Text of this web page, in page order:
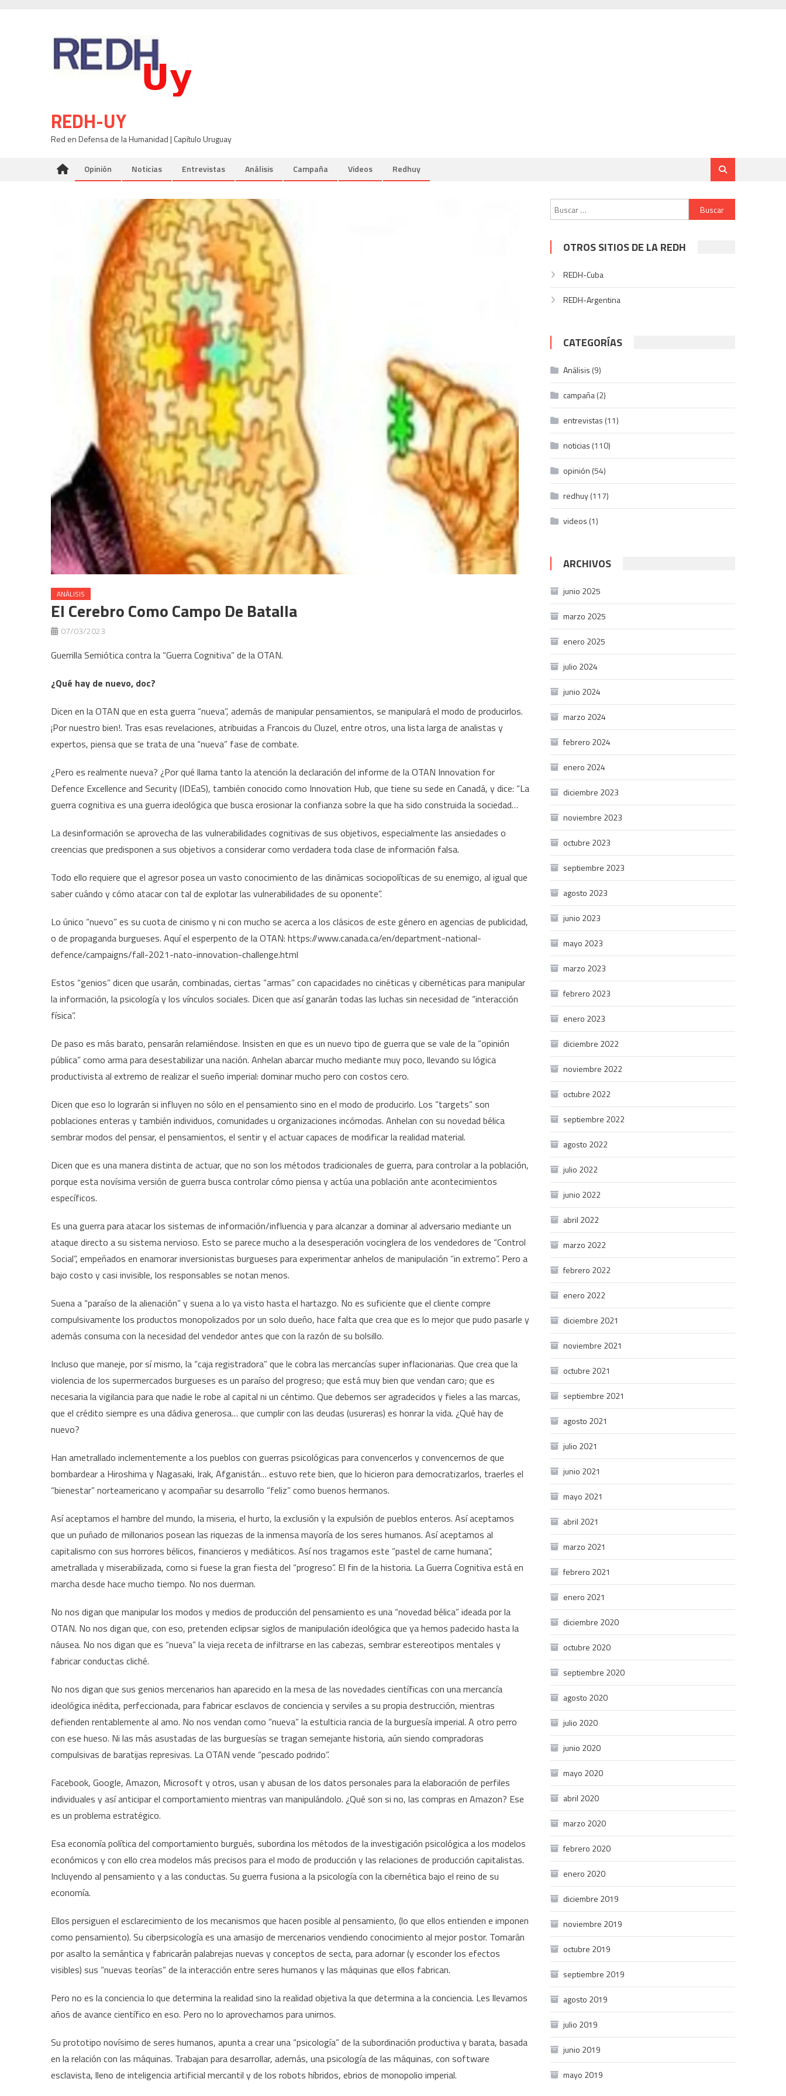
REDH-UY
Red en Defensa de la Humanidad | Capítulo Uruguay
Opinión Noticias Entrevistas Análisis Campaña Videos Redhuy
ANÁLISIS
El Cerebro Como Campo De Batalla
07/03/2023
Guerrilla Semiótica contra la “Guerra Cognitiva” de la OTAN.
¿Qué hay de nuevo, doc?
Dicen en la OTAN que en esta guerra “nueva”, además de manipular pensamientos, se manipulará el modo de producirlos.
¡Por nuestro bien!. Tras esas revelaciones, atribuidas a Francois du Cluzel, entre otros, una lista larga de analistas y
expertos, piensa que se trata de una “nueva” fase de combate.
¿Pero es realmente nueva? ¿Por qué llama tanto la atención la declaración del informe de la OTAN Innovation for
Defence Excellence and Security (IDEaS), también conocido como Innovation Hub, que tiene su sede en Canadá, y dice: “La
guerra cognitiva es una guerra ideológica que busca erosionar la confianza sobre la que ha sido construida la sociedad…
La desinformación se aprovecha de las vulnerabilidades cognitivas de sus objetivos, especialmente las ansiedades o
creencias que predisponen a sus objetivos a considerar como verdadera toda clase de información falsa.
Todo ello requiere que el agresor posea un vasto conocimiento de las dinámicas sociopolíticas de su enemigo, al igual que
saber cuándo y cómo atacar con tal de explotar las vulnerabilidades de su oponente”.
Lo único “nuevo” es su cuota de cinismo y ni con mucho se acerca a los clásicos de este género en agencias de publicidad,
o de propaganda burgueses. Aquí el esperpento de la OTAN: https://www.canada.ca/en/department-national-
defence/campaigns/fall-2021-nato-innovation-challenge.html
Estos “genios” dicen que usarán, combinadas, ciertas “armas” con capacidades no cinéticas y cibernéticas para manipular
la información, la psicología y los vínculos sociales. Dicen que así ganarán todas las luchas sin necesidad de “interacción
física”.
De paso es más barato, pensarán relamiéndose. Insisten en que es un nuevo tipo de guerra que se vale de la “opinión
pública” como arma para desestabilizar una nación. Anhelan abarcar mucho mediante muy poco, llevando su lógica
productivista al extremo de realizar el sueño imperial: dominar mucho pero con costos cero.
Dicen que eso lo lograrán si influyen no sólo en el pensamiento sino en el modo de producirlo. Los “targets” son
poblaciones enteras y también individuos, comunidades u organizaciones incómodas. Anhelan con su novedad bélica
sembrar modos del pensar, el pensamientos, el sentir y el actuar capaces de modificar la realidad material.
Dicen que es una manera distinta de actuar, que no son los métodos tradicionales de guerra, para controlar a la población,
porque esta novísima versión de guerra busca controlar cómo piensa y actúa una población ante acontecimientos
específicos.
Es una guerra para atacar los sistemas de información/influencia y para alcanzar a dominar al adversario mediante un
ataque directo a su sistema nervioso. Esto se parece mucho a la desesperación vocinglera de los vendedores de “Control
Social”, empeñados en enamorar inversionistas burgueses para experimentar anhelos de manipulación “in extremo”. Pero a
bajo costo y casi invisible, los responsables se notan menos.
Suena a “paraíso de la alienación” y suena a lo ya visto hasta el hartazgo. No es suficiente que el cliente compre
compulsivamente los productos monopolizados por un solo dueño, hace falta que crea que es lo mejor que pudo pasarle y
además consuma con la necesidad del vendedor antes que con la razón de su bolsillo.
Incluso que maneje, por sí mismo, la “caja registradora” que le cobra las mercancías super inflacionarias. Que crea que la
violencia de los supermercados burgueses es un paraíso del progreso; que está muy bien que vendan caro; que es
necesaria la vigilancia para que nadie le robe al capital ni un céntimo. Que debemos ser agradecidos y fieles a las marcas,
que el crédito siempre es una dádiva generosa… que cumplir con las deudas (usureras) es honrar la vida. ¿Qué hay de
nuevo?
Han ametrallado inclementemente a los pueblos con guerras psicológicas para convencerlos y convencernos de que
bombardear a Hiroshima y Nagasaki, Irak, Afganistán… estuvo rete bien, que lo hicieron para democratizarlos, traerles el
“bienestar” norteamericano y acompañar su desarrollo “feliz” como buenos hermanos.
Así aceptamos el hambre del mundo, la miseria, el hurto, la exclusión y la expulsión de pueblos enteros. Así aceptamos
que un puñado de millonarios posean las riquezas de la inmensa mayoría de los seres humanos. Así aceptamos al
capitalismo con sus horrores bélicos, financieros y mediáticos. Así nos tragamos este “pastel de carne humana”,
ametrallada y miserabilizada, como si fuese la gran fiesta del “progreso”. El fin de la historia. La Guerra Cognitiva está en
marcha desde hace mucho tiempo. No nos duerman.
No nos digan que manipular los modos y medios de producción del pensamiento es una “novedad bélica” ideada por la
OTAN. No nos digan que, con eso, pretenden eclipsar siglos de manipulación ideológica que ya hemos padecido hasta la
náusea. No nos digan que es “nueva” la vieja receta de infiltrarse en las cabezas, sembrar estereotipos mentales y
fabricar conductas cliché.
No nos digan que sus genios mercenarios han aparecido en la mesa de las novedades científicas con una mercancía
ideológica inédita, perfeccionada, para fabricar esclavos de conciencia y serviles a su propia destrucción, mientras
defienden rentablemente al amo. No nos vendan como “nueva” la estulticia rancia de la burguesía imperial. A otro perro
con ese hueso. Ni las más asustadas de las burguesías se tragan semejante historia, aún siendo compradoras
compulsivas de baratijas represivas. La OTAN vende “pescado podrido”.
Facebook, Google, Amazon, Microsoft y otros, usan y abusan de los datos personales para la elaboración de perfiles
individuales y así anticipar el comportamiento mientras van manipulándolo. ¿Qué son si no, las compras en Amazon? Ese
es un problema estratégico.
Esa economía política del comportamiento burgués, subordina los métodos de la investigación psicológica a los modelos
económicos y con ello crea modelos más precisos para el modo de producción y las relaciones de producción capitalistas.
Incluyendo al pensamiento y a las conductas. Su guerra fusiona a la psicología con la cibernética bajo el reino de su
economía.
Ellos persiguen el esclarecimiento de los mecanismos que hacen posible al pensamiento, (lo que ellos entienden e imponen
como pensamiento). Su ciberpsicología es una amasijo de mercenarios vendiendo conocimiento al mejor postor. Tomarán
por asalto la semántica y fabricarán palabrejas nuevas y conceptos de secta, para adornar (y esconder los efectos
visibles) sus “nuevas teorías” de la interacción entre seres humanos y las máquinas que ellos fabrican.
Pero no es la conciencia lo que determina la realidad sino la realidad objetiva la que determina a la conciencia. Les llevamos
años de avance científico en eso. Pero no lo aprovechamos para unirnos.
Su prototipo novísimo de seres humanos, apunta a crear una “psicología” de la subordinación productiva y barata, basada
en la relación con las máquinas. Trabajan para desarrollar, además, una psicología de las máquinas, con software
esclavista, lleno de inteligencia artificial mercantil y de los robots híbridos, ebrios de monopolio imperial.
Buscar:
OTROS SITIOS DE LA REDH
REDH-Cuba
REDH-Argentina
CATEGORÍAS
Análisis (9)
campaña(2)
entrevistas (11)
noticias (110)
opinión (54)
redhuy(117)
videos (1)
ARCHIVOS
junio 2025
marzo 2025
enero 2025
julio 2024
junio 2024
marzo 2024
febrero 2024
enero 2024
diciembre 2023
noviembre 2023
octubre 2023
septiembre 2023
agosto 2023
junio 2023
mayo 2023
marzo 2023
febrero 2023
enero 2023
diciembre 2022
noviembre 2022
octubre 2022
septiembre 2022
agosto 2022
julio 2022
junio 2022
abril 2022
marzo 2022
febrero 2022
enero 2022
diciembre 2021
noviembre 2021
octubre 2021
septiembre 2021
agosto 2021
julio 2021
junio 2021
mayo 2021
abril 2021
marzo 2021
febrero 2021
enero 2021
diciembre 2020
octubre 2020
septiembre 2020
agosto 2020
julio 2020
junio 2020
mayo 2020
abril 2020
marzo 2020
febrero 2020
enero 2020
diciembre 2019
noviembre 2019
octubre 2019
septiembre 2019
agosto 2019
julio 2019
junio 2019
mayo 2019